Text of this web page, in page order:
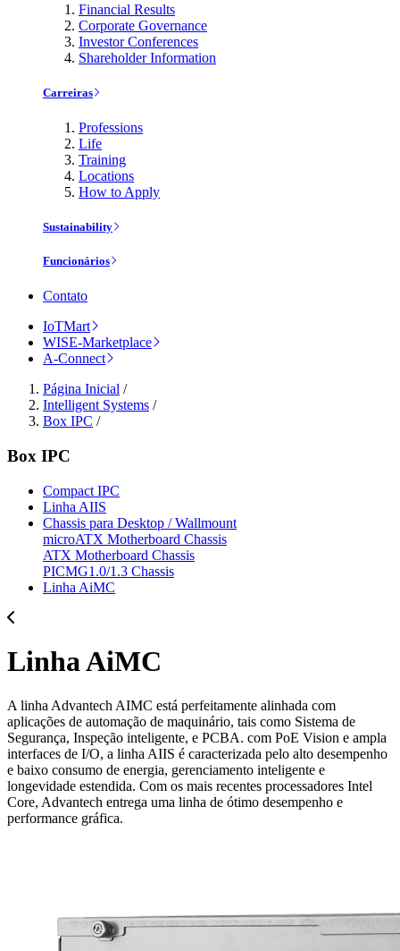
Financial Results
Corporate Governance
Investor Conferences
Shareholder Information
Carreiras
Professions
Life
Training
Locations
How to Apply
Sustainability
Funcionários
Contato
IoTMart
WISE-Marketplace
A-Connect
Página Inicial /
Intelligent Systems /
Box IPC /
Box IPC
Compact IPC
Linha AIIS
Chassis para Desktop / Wallmount
microATX Motherboard Chassis
ATX Motherboard Chassis
PICMG1.0/1.3 Chassis
Linha AiMC
Linha AiMC
A linha Advantech AIMC está perfeitamente alinhada com
aplicações de automação de maquinário, tais como Sistema de
Segurança, Inspeção inteligente, e PCBA. com PoE Vision e ampla
interfaces de I/O, a linha AIIS é caracterizada pelo alto desempenho
e baixo consumo de energia, gerenciamento inteligente e
longevidade estendida. Com os mais recentes processadores Intel
Core, Advantech entrega uma linha de ótimo desempenho e
performance gráfica.